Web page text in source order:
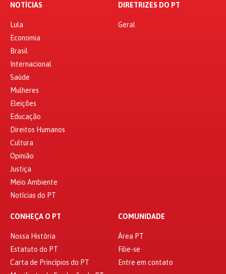
NOTÍCIAS
Lula
Economia
Brasil
Internacional
Saúde
Mulheres
Eleições
Educação
Direitos Humanos
Cultura
Opinião
Justiça
Meio Ambiente
Notícias do PT
DIRETRIZES DO PT
Geral
CONHEÇA O PT
Nossa História
Estatuto do PT
Carta de Princípios do PT
COMUNIDADE
Área PT
Filie-se
Entre em contato